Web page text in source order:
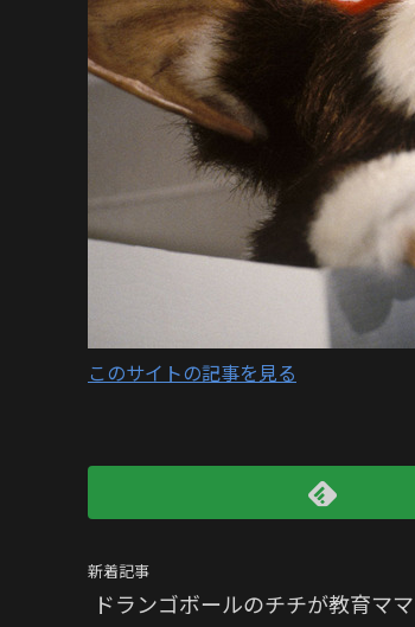
このサイトの記事を見る
新着記事
ドランゴボールのチチが教育マ